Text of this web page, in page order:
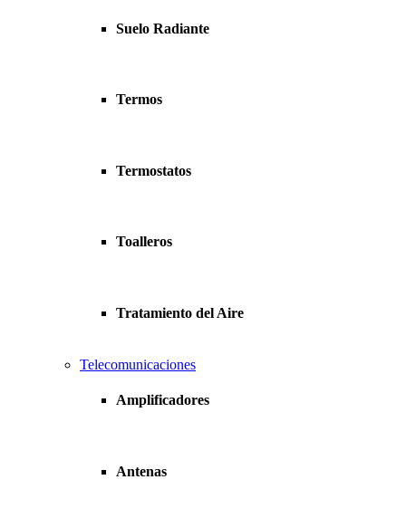
Suelo Radiante
Termos
Termostatos
Toalleros
Tratamiento del Aire
Telecomunicaciones
Amplificadores
Antenas